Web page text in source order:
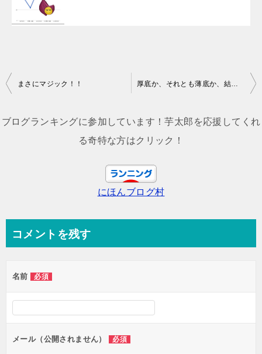
投
ナ
ン
まさにマジック！！ 厚底か、それとも薄底か、結局厚底か⁉
ブログランキングに参加しています！芋太郎を応援してくれ
る奇特な方はクリック！
にほんブログ村
コメントを残す
名前 必須
メール（公開されません） 必須